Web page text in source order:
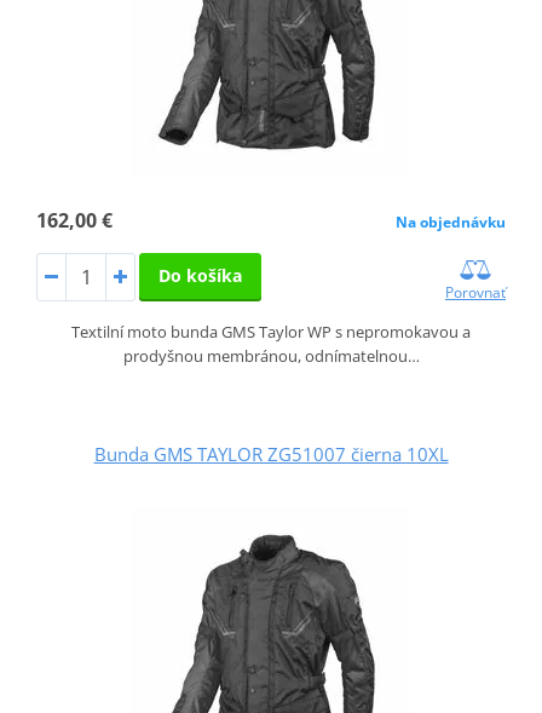
162,00 € Na objednávku
Do košíka
Porovnať
Textilní moto bunda GMS Taylor WP s nepromokavou a
prodyšnou membránou, odnímatelnou…
Bunda GMS TAYLOR ZG51007 čierna 10XL